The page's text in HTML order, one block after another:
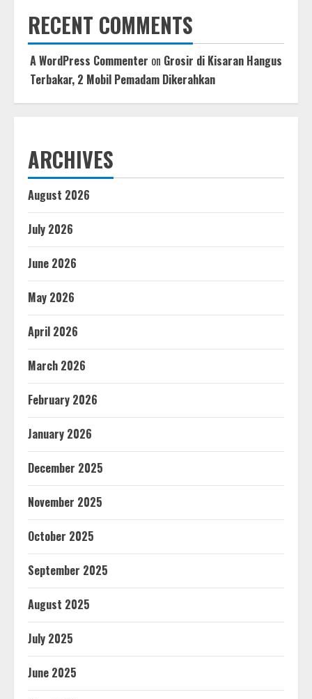
RECENT COMMENTS
A WordPress Commenter on Grosir di Kisaran Hangus
Terbakar, 2 Mobil Pemadam Dikerahkan
ARCHIVES
August 2026
July 2026
June 2026
May 2026
April 2026
March 2026
February 2026
January 2026
December 2025
November 2025
October 2025
September 2025
August 2025
July 2025
June 2025